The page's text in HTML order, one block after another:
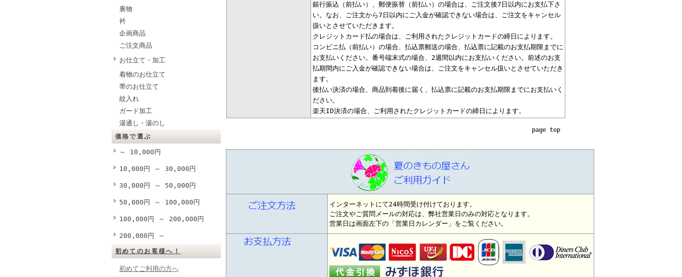
裏物
衿
企画商品
ご注文商品
お仕立て・加工
着物のお仕立て
帯のお仕立て
紋入れ
ガード加工
湯通し・湯のし
価格で選ぶ
～ 10,000円
10,000円 ～ 30,000円
30,000円 ～ 50,000円
50,000円 ～ 100,000円
100,000円 ～ 200,000円
200,000円 ～
初めてのお客様へ！
初めてご利用の方へ
銀行振込（前払い）、郵便振替（前払い）の場合は、ご注文後7日以内にお支払下さ
い。なお、ご注文から7日以内にご入金が確認できない場合は、ご注文をキャンセル
扱いとさせていただきます。
クレジットカード払の場合は、ご利用されたクレジットカードの締日によります。
コンビニ払（前払い）の場合、払込票郵送の場合、払込票に記載のお支払期限までに
お支払いください。番号端末式の場合、2週間以内にお支払いください。前述のお支
払期間内にご入金が確認できない場合は、ご注文をキャンセル扱いとさせていただき
ます。
後払い決済の場合、商品到着後に届く、払込票に記載のお支払期限までにお支払いく
ださい。
楽天ID決済の場合、ご利用されたクレジットカードの締日によります。
page top
インターネットにて24時間受け付けております。
ご注文やご質問メールの対応は、弊社営業日のみの対応となります。
営業日は画面左下の「営業日カレンダー」をご覧ください。